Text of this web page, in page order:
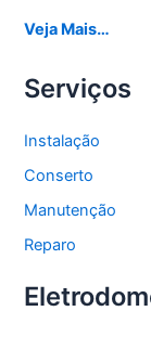
Veja Mais…
Serviços
Instalação
Conserto
Manutenção
Reparo